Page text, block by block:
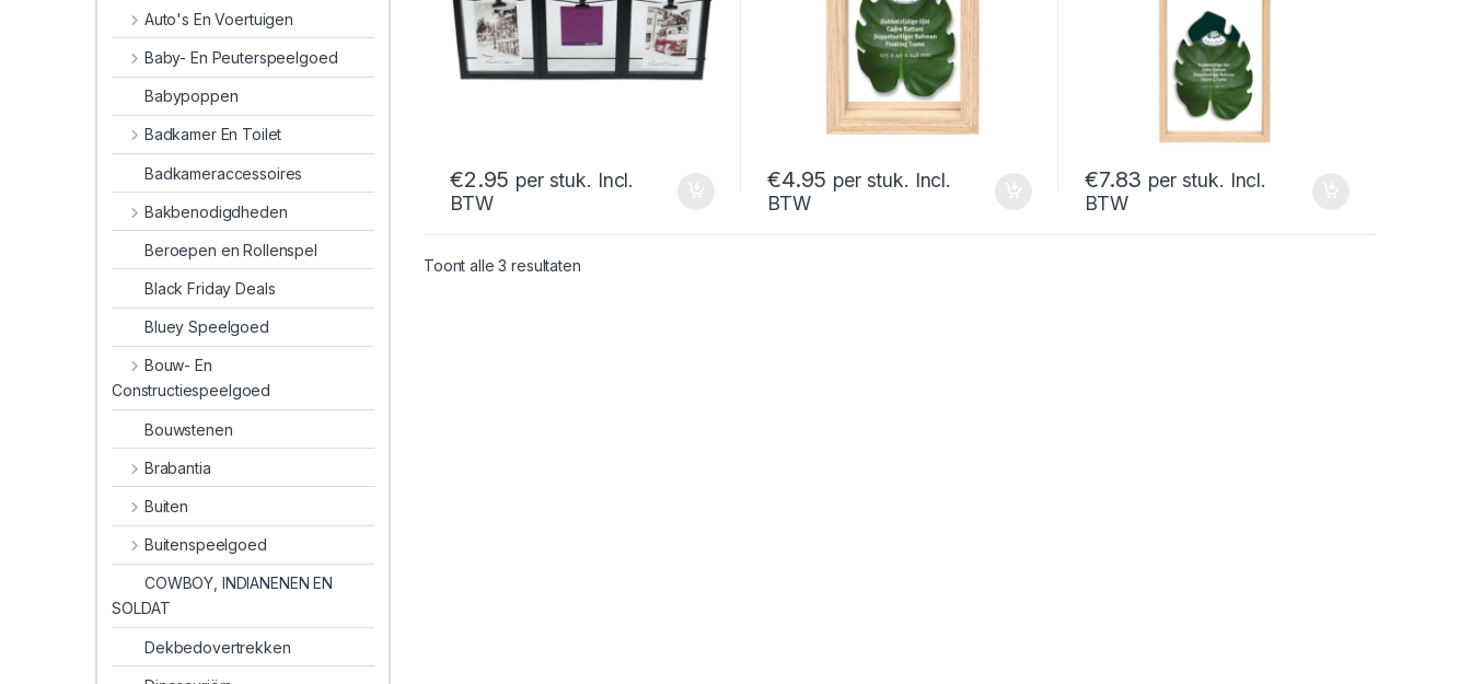
€2.95 per stuk. Incl.
BTW
€4.95 per stuk. Incl.
BTW
€7.83 per stuk. Incl.
BTW
Toont alle 3 resultatenGesorteerd op nieuwste
Auto's En Voertuigen
Baby- En Peuterspeelgoed
Babypoppen
Badkamer En Toilet
Badkameraccessoires
Bakbenodigdheden
Beroepen en Rollenspel
Black Friday Deals
Bluey Speelgoed
Bouw- En
Constructiespeelgoed
Bouwstenen
Brabantia
Buiten
Buitenspeelgoed
COWBOY, INDIANENEN EN
SOLDAT
Dekbedovertrekken